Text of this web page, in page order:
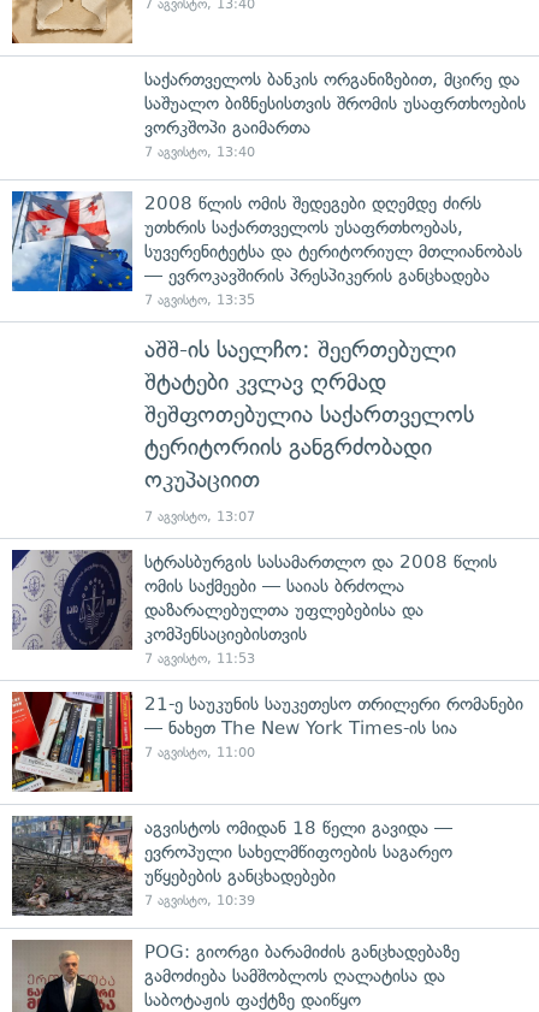
7 აგვისტო, 13:40
საქართველოს ბანკის ორგანიზებით, მცირე და
საშუალო ბიზნესისთვის შრომის უსაფრთხოების
ვორკშოპი გაიმართა
7 აგვისტო, 13:40
2008 წლის ომის შედეგები დღემდე ძირს
უთხრის საქართველოს უსაფრთხოებას,
სუვერენიტეტსა და ტერიტორიულ მთლიანობას
— ევროკავშირის პრესპიკერის განცხადება
7 აგვისტო, 13:35
აშშ-ის საელჩო: შეერთებული
შტატები კვლავ ღრმად
შეშფოთებულია საქართველოს
ტერიტორიის განგრძობადი
ოკუპაციით
7 აგვისტო, 13:07
სტრასბურგის სასამართლო და 2008 წლის
ომის საქმეები — საიას ბრძოლა
დაზარალებულთა უფლებებისა და
კომპენსაციებისთვის
7 აგვისტო, 11:53
21-ე საუკუნის საუკეთესო თრილერი რომანები
— ნახეთ The New York Times-ის სია
7 აგვისტო, 11:00
აგვისტოს ომიდან 18 წელი გავიდა —
ევროპული სახელმწიფოების საგარეო
უწყებების განცხადებები
7 აგვისტო, 10:39
POG: გიორგი ბარამიძის განცხადებაზე
გამოძიება სამშობლოს ღალატისა და
საბოტაჟის ფაქტზე დაიწყო